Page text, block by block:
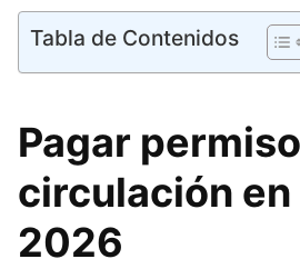
Tabla de Contenidos
Pagar
circulación en
2026